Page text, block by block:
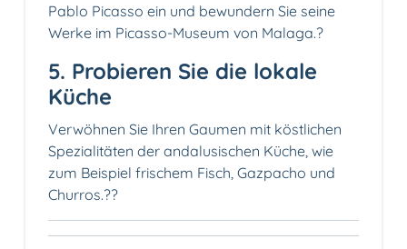
Pablo Picasso ein und bewundern Sie seine
Werke im Picasso-Museum von Malaga.?️
5. Probieren Sie die lokale
Küche
Verwöhnen Sie Ihren Gaumen mit köstlichen
Spezialitäten der andalusischen Küche, wie
zum Beispiel frischem Fisch, Gazpacho und
Churros.??